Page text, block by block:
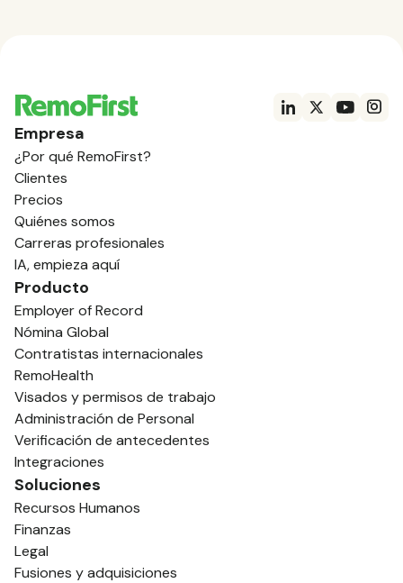
Empresa
¿Por qué RemoFirst?
Clientes
Precios
Quiénes somos
Carreras profesionales
IA, empieza aquí
Producto
Employer of Record
Nómina Global
Contratistas internacionales
RemoHealth
Visados y permisos de trabajo
Administración de Personal
Verificación de antecedentes
Integraciones
Soluciones
Recursos Humanos
Finanzas
Legal
Fusiones y adquisiciones